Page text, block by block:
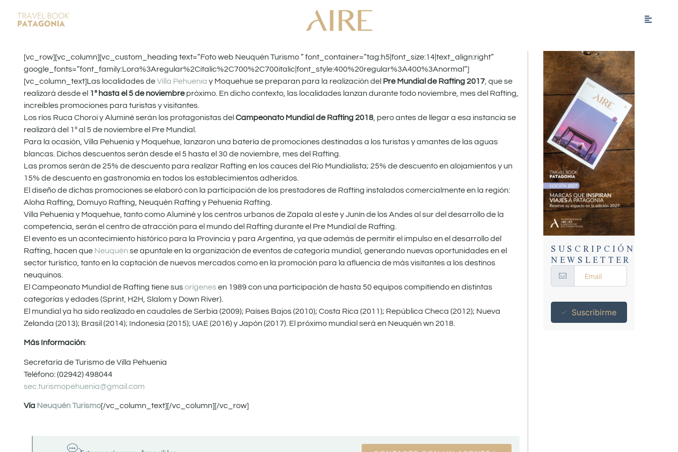
[vc_row][vc_column][vc_custom_heading text=”Foto web Neuquén Turismo ” font_container=”tag:h5|font_size:14|text_align:right”
google_fonts=”font_family:Lora%3Aregular%2Citalic%2C700%2C700italic|font_style:400%20regular%3A400%3Anormal”]
[vc_column_text]Las localidades deVilla Pehuenia y Moquehue se preparan para la realización del Pre Mundial de Rafting 2017 , que se
realizará desde el 1º hasta el 5 de noviembrepróximo. En dicho contexto, las localidades lanzan durante todo noviembre, mes del Rafting,
increíbles promociones para turistas y visitantes.
Los ríos Ruca Choroi y Aluminé serán los protagonistas del Campeonato Mundial de Rafting 2018 , pero antes de llegar a esa instancia se
realizará del 1º al 5 de noviembre el Pre Mundial.
Para la ocasión, Villa Pehuenia y Moquehue, lanzaron una batería de promociones destinadas a los turistas y amantes de las aguas
blancas. Dichos descuentos serán desde el 5 hasta el 30 de noviembre, mes del Rafting.
Las promos serán de 25% de descuento para realizar Rafting en los cauces del Río Mundialista; 25% de descuento en alojamientos y un
15% de descuento en gastronomía en todos los establecimientos adheridos.
El diseño de dichas promociones se elaboró con la participación de los prestadores de Rafting instalados comercialmente en la región:
Aloha Rafting, Domuyo Rafting, Neuquén Rafting y Pehuenia Rafting.
Villa Pehuenia y Moquehue, tanto como Aluminé y los centros urbanos de Zapala al este y Junín de los Andes al sur del desarrollo de la
competencia, serán el centro de atracción para el mundo del Rafting durante el Pre Mundial de Rafting.
El evento es un acontecimiento histórico para la Provincia y para Argentina, ya que además de permitir el impulso en el desarrollo del
Rafting, hacen que Neuquén se apuntale en la organización de eventos de categoría mundial, generando nuevas oportunidades en el
sector turístico, tanto en la captación de nuevos mercados como en la promoción para la afluencia de más visitantes a los destinos
neuquinos.
El Campeonato Mundial de Rafting tiene susorígenes en 1989 con una participación de hasta 50 equipos compitiendo en distintas
categorías y edades (Sprint, H2H, Slalom y Down River).
El mundial ya ha sido realizado en caudales de Serbia (2009); Países Bajos (2010); Costa Rica (2011); República Checa (2012); Nueva
Zelanda (2013); Brasil (2014); Indonesia (2015); UAE (2016) y Japón (2017). El próximo mundial será en Neuquén wn 2018.
Más Información:
Secretaría de Turismo de Villa Pehuenia
Teléfono: (02942) 498044
sec.turismopehuenia@gmail.com
Vía Neuquén Turismo[/vc_column_text][/vc_column][/vc_row]
SUSCRIPCIÓN
NEWSLETTER
Suscribirme